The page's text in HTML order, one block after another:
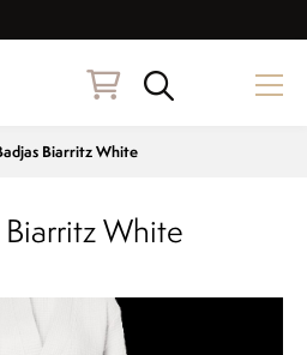
Zoeken
Biarritz White
White